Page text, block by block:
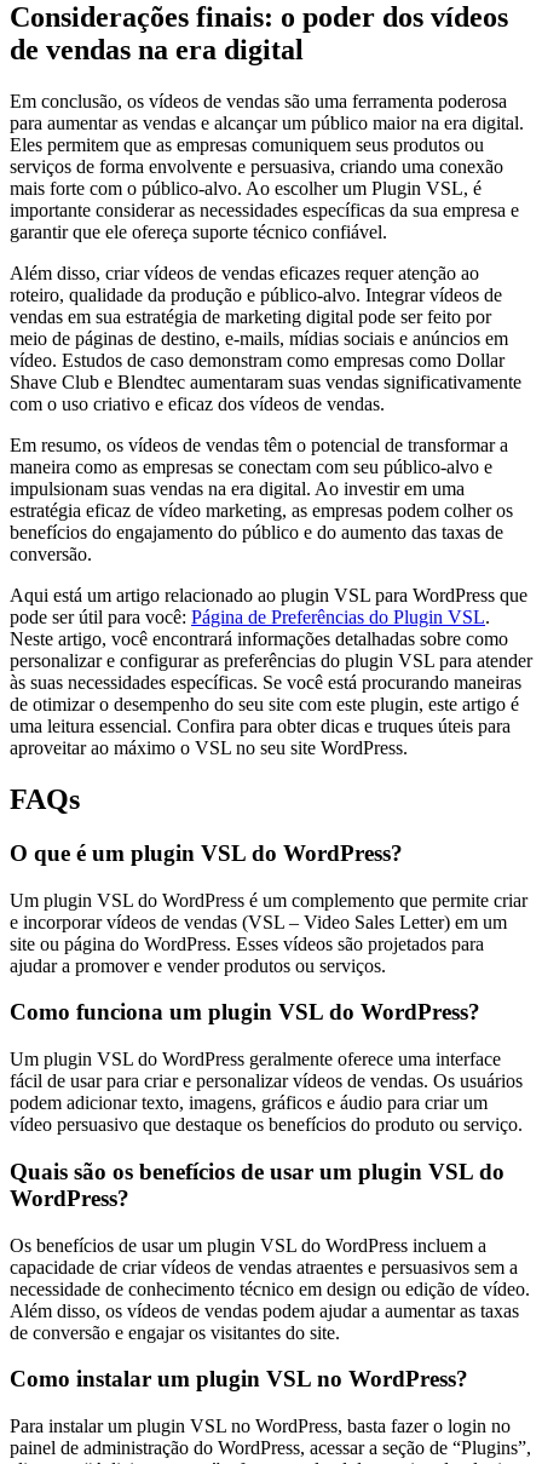
Considerações finais: o poder dos vídeos
de vendas na era digital
Em conclusão, os vídeos de vendas são uma ferramenta poderosa
para aumentar as vendas e alcançar um público maior na era digital.
Eles permitem que as empresas comuniquem seus produtos ou
serviços de forma envolvente e persuasiva, criando uma conexão
mais forte com o público-alvo. Ao escolher um Plugin VSL, é
importante considerar as necessidades específicas da sua empresa e
garantir que ele ofereça suporte técnico confiável.
Além disso, criar vídeos de vendas eficazes requer atenção ao
roteiro, qualidade da produção e público-alvo. Integrar vídeos de
vendas em sua estratégia de marketing digital pode ser feito por
meio de páginas de destino, e-mails, mídias sociais e anúncios em
vídeo. Estudos de caso demonstram como empresas como Dollar
Shave Club e Blendtec aumentaram suas vendas significativamente
com o uso criativo e eficaz dos vídeos de vendas.
Em resumo, os vídeos de vendas têm o potencial de transformar a
maneira como as empresas se conectam com seu público-alvo e
impulsionam suas vendas na era digital. Ao investir em uma
estratégia eficaz de vídeo marketing, as empresas podem colher os
benefícios do engajamento do público e do aumento das taxas de
conversão.
Aqui está um artigo relacionado ao plugin VSL para WordPress que
pode ser útil para você: Página de Preferências do Plugin VSL.
Neste artigo, você encontrará informações detalhadas sobre como
personalizar e configurar as preferências do plugin VSL para atender
às suas necessidades específicas. Se você está procurando maneiras
de otimizar o desempenho do seu site com este plugin, este artigo é
uma leitura essencial. Confira para obter dicas e truques úteis para
aproveitar ao máximo o VSL no seu site WordPress.
FAQs
O que é um plugin VSL do WordPress?
Um plugin VSL do WordPress é um complemento que permite criar
e incorporar vídeos de vendas (VSL – Video Sales Letter) em um
site ou página do WordPress. Esses vídeos são projetados para
ajudar a promover e vender produtos ou serviços.
Como funciona um plugin VSL do WordPress?
Um plugin VSL do WordPress geralmente oferece uma interface
fácil de usar para criar e personalizar vídeos de vendas. Os usuários
podem adicionar texto, imagens, gráficos e áudio para criar um
vídeo persuasivo que destaque os benefícios do produto ou serviço.
Quais são os benefícios de usar um plugin VSL do
WordPress?
Os benefícios de usar um plugin VSL do WordPress incluem a
capacidade de criar vídeos de vendas atraentes e persuasivos sem a
necessidade de conhecimento técnico em design ou edição de vídeo.
Além disso, os vídeos de vendas podem ajudar a aumentar as taxas
de conversão e engajar os visitantes do site.
Como instalar um plugin VSL no WordPress?
Para instalar um plugin VSL no WordPress, basta fazer o login no
painel de administração do WordPress, acessar a seção de “Plugins”,